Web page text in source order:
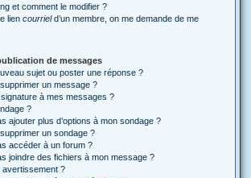
et comment le modifier ?
lien courrield’un membre, on me demande de me
de messages
sujet ou poster une réponse ?
un message ?
à mes messages ?
?
ajouter plus d’options à mon sondage ?
un sondage ?
accéder à un forum ?
joindre des fichiers à mon message ?
avertissement ?